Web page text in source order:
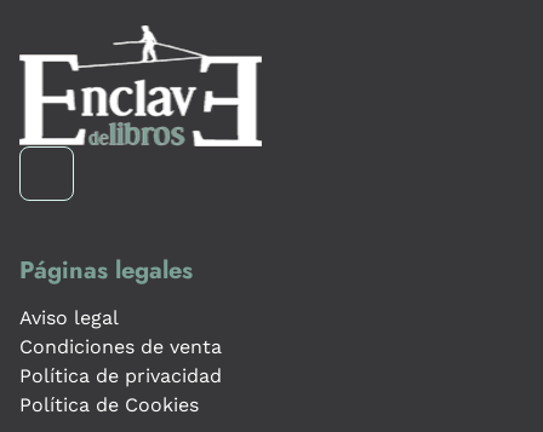
Páginas legales
Aviso legal
Condiciones de venta
Política de privacidad
Política de Cookies